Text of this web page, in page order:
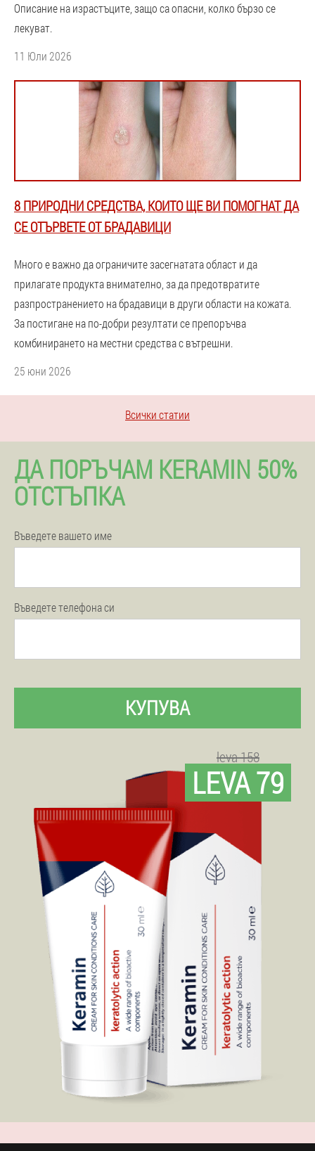
Описание на израстъците, защо са опасни, колко бързо се
лекуват.
11 Юли 2026
8 ПРИРОДНИ СРЕДСТВА, КОИТО ЩЕ ВИ ПОМОГНАТ ДА
СЕ ОТЪРВЕТЕ ОТ БРАДАВИЦИ
Много е важно да ограничите засегнатата област и да
прилагате продукта внимателно, за да предотвратите
разпространението на брадавици в други области на кожата.
За постигане на по-добри резултати се препоръчва
комбинирането на местни средства с вътрешни.
25 юни 2026
Всички статии
ДА ПОРЪЧАМ KERAMIN 50%
ОТСТЪПКА
Въведете вашето име
Въведете телефона си
КУПУВА
leva 158
LEVA 79